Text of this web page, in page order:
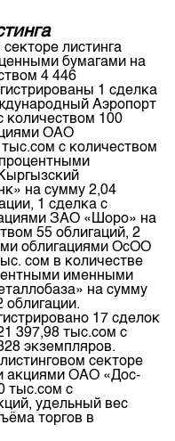
листинга
бумагами на
4 446
1 сделка
Аэропорт
количеством 100
ОАО
с количеством
на сумму 2,04
1 сделка с
ЗАО «Шоро» на
55 облигаций, 2
облигациями ОсОО
сом в количестве
именными
на сумму
облигации.
17 сделок
397,98 тыс.сом с
экземпляров.
секторе
акциями ОАО «Дос-
тыс.сом с
удельный вес
торгов в